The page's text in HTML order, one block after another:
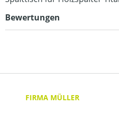
Bewertungen
FIRMA MÜLLER